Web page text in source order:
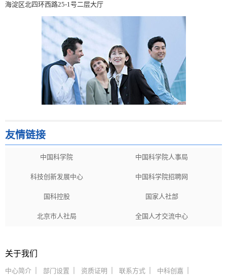
海淀区北四环西路25-1号二层大厅
友情链接
中国科学院 中国科学院人事局
科技创新发展中心 中国科学院招聘网
国科控股 国家人社部
北京市人社局 全国人才交流中心
关于我们
中心简介 部门设置 资质证明 联系方式
中科创嘉